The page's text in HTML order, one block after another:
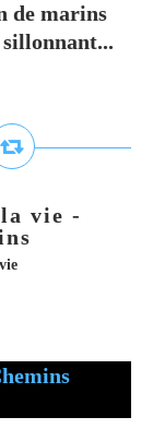
de marins
vie -
vie